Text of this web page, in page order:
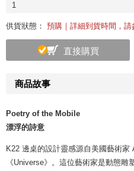
商品故事
Poetry of the Mobile
漂浮的詩意
K22 邊桌的設計靈感源自美國藝術家
《Universe》。這位藝術家是動態
1
供貨狀態： 預購｜詳細到貨時間，請
直接購買